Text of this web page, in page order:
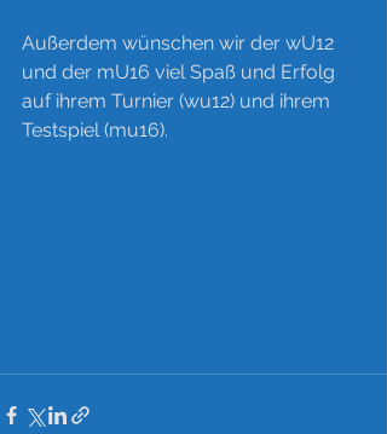
Außerdem wünschen wir der wU12
und der mU16 viel Spaß und Erfolg
auf ihrem Turnier (wu12) und ihrem
Testspiel (mu16).